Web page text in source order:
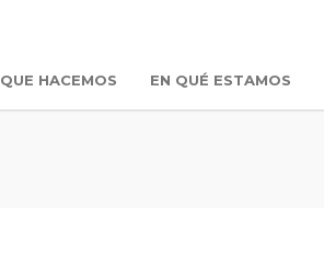
QUE HACEMOS EN QUÉ ESTAMOS